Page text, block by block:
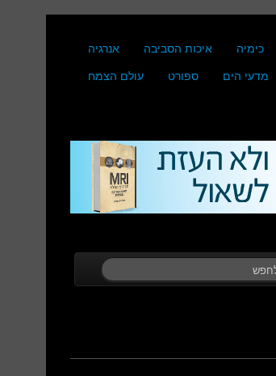
כימיה איכות הסביבה
אנרגיה
מדעי הים ספורט
עולם הצמח